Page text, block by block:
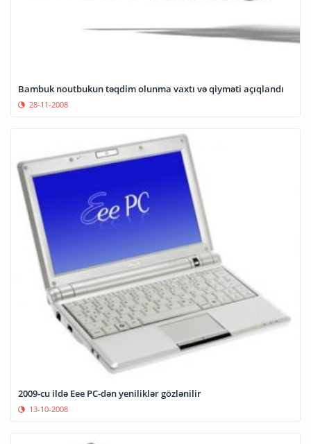
Bambuk noutbukun təqdim olunma vaxtı və qiyməti açıqlandı
28-11-2008
2009-cu ildə Eee PC-dən yeniliklər gözlənilir
13-10-2008